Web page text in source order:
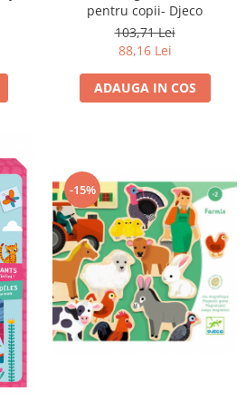
pentru copii- Djeco
103,71 Lei
88,16 Lei
ADAUGA IN COS
-15%